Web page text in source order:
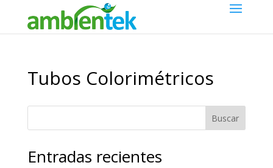
Tubos Colorimétricos
Buscar
Entradas recientes